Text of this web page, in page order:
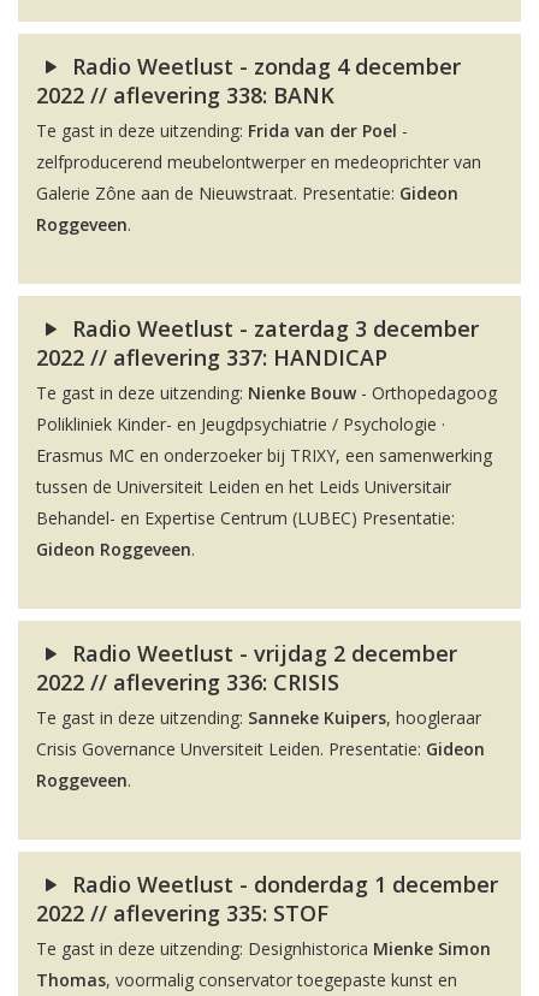
Radio Weetlust - zondag 4 december
2022 // aflevering 338: BANK
Te gast in deze uitzending: Frida van der Poel -
zelfproducerend meubelontwerper en medeoprichter van
Galerie Zône aan de Nieuwstraat. Presentatie: Gideon
Roggeveen.
Radio Weetlust - zaterdag 3 december
2022 // aflevering 337: HANDICAP
Te gast in deze uitzending: Nienke Bouw- Orthopedagoog
Polikliniek Kinder- en Jeugdpsychiatrie / Psychologie ·
Erasmus MC en onderzoeker bij TRIXY, een samenwerking
tussen de Universiteit Leiden en het Leids Universitair
Behandel- en Expertise Centrum (LUBEC) Presentatie:
Gideon Roggeveen.
Radio Weetlust - vrijdag 2 december
2022 // aflevering 336: CRISIS
Te gast in deze uitzending: Sanneke Kuipers, hoogleraar
Crisis Governance Unversiteit Leiden. Presentatie: Gideon
Roggeveen.
Radio Weetlust - donderdag 1 december
2022 // aflevering 335: STOF
Te gast in deze uitzending: Designhistorica Mienke Simon
Thomas, voormalig conservator toegepaste kunst en